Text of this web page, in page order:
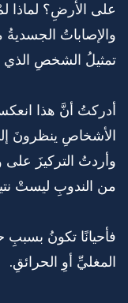
على الأرضِ؟
والإصاباتُ الجسديةُ
تمثيلُ الشخصِ الذي
أدركتُ أنَّ هذا
الأشخاصِ ينظرونَ
وأردتُ التركيزَ على
من الندوبِ ليستْ
فأحيانًا تكونُ بسببِ
المغليِّ أوِ الحرائقِ.